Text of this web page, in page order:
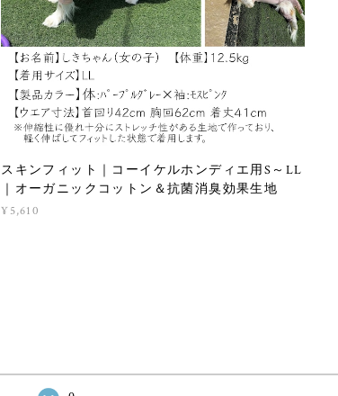
スキンフィット｜コーイケルホンディエ用S～LL
｜オーガニックコットン＆抗菌消臭効果生地
¥5,610